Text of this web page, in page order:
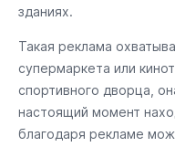
зданиях.
Такая реклама
супермаркета или
спортивного дворца,
настоящий момент
благодаря рекламе